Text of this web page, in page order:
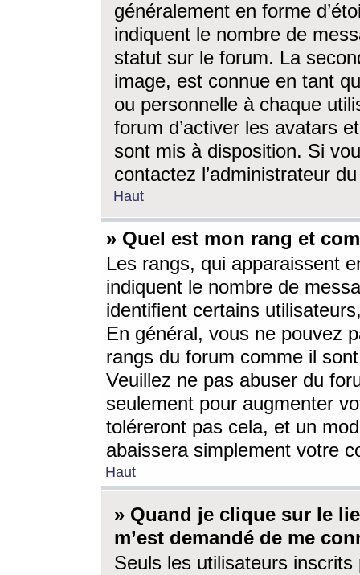
généralement en forme
indiquent le nombre de
statut sur le forum. La
image, est connue en tant
ou personnelle à chaque
forum d’activer les avatars
sont mis à disposition. Si
contactez l’administrateur
Haut
» Quel est mon rang et
Les rangs, qui apparaissent
indiquent le nombre de
identifient certains
En général, vous ne pouvez
rangs du forum comme il
Veuillez ne pas abuser du
seulement pour augmenter
toléreront pas cela, et un
abaissera simplement votre
Haut
» Quand je clique sur le
m’est demandé de me
Seuls les utilisateurs